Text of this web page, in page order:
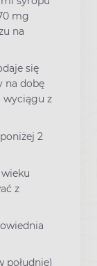
mg
na
się
na dobę
wyciągu z
2
z
południe)